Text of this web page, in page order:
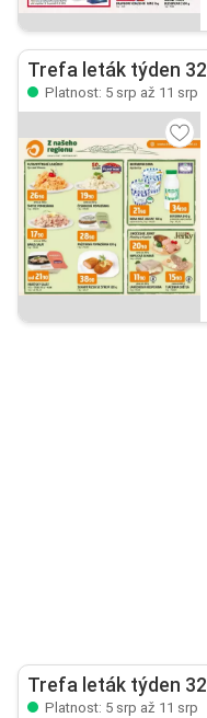
Trefa leták týden 32
Platnost: 5 srp až 11 srp
Trefa leták týden 32
Platnost: 5 srp až 11 srp